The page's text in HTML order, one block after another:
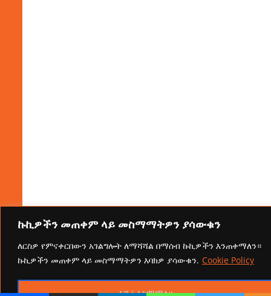
ኩኪዎችን መጠቀም ላይ መስማማትዎን ያሳውቁን
ለርስዎ የምናቀርበውን አገልግሎት ለማሻሻል በማሰብ ኩኪዎችን እንጠቀማለን።
ኩኪዎችን መጠቀም ላይ መስማማትዎን እባክዎ ያሳውቁን. Cookie Policy
እሺ፤ እስማማለሁ